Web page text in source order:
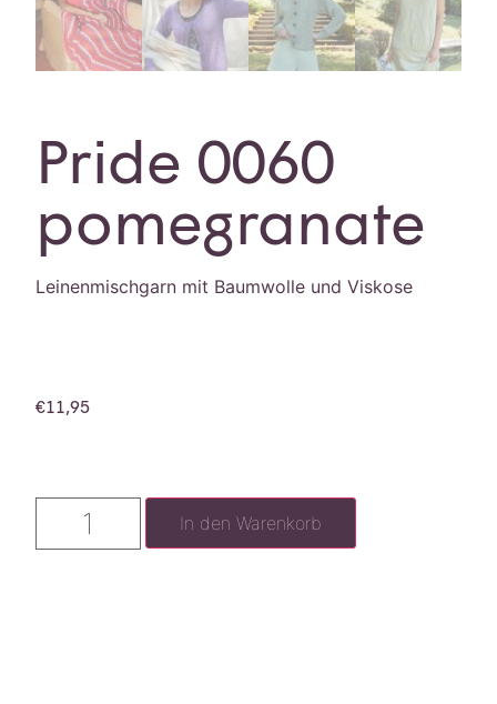
Pride 0060
pomegranate
Leinenmischgarn mit Baumwolle und Viskose
€11,95
In den Warenkorb